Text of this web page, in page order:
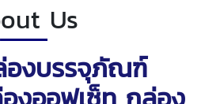
Us
องบรรจุภัณฑ์